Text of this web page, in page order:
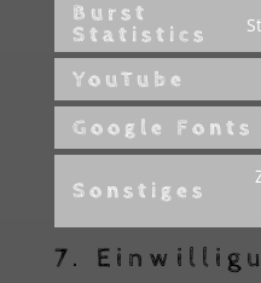
Burst
Statistics
YouTube
Google Fonts
Sonstiges
7.